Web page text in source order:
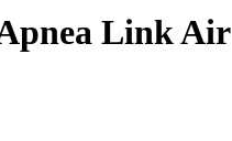
Link Air